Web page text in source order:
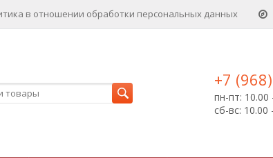
в отношении обработки персональных данныx
+7
пн-пт: 10.00
сб-вс: 10.00